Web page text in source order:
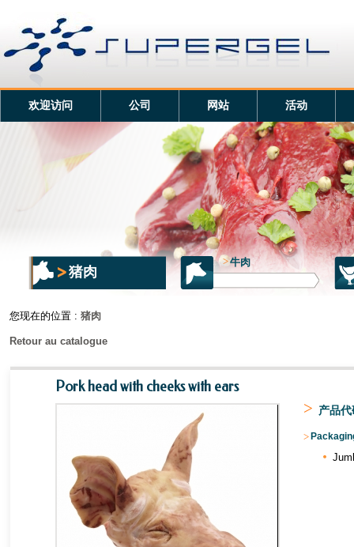
欢迎访问 公司 网站 活动
猪肉
>牛肉
您现在的位置 : 猪肉
Retour au catalogue
Pork head with cheeks with ears
> 产品
>